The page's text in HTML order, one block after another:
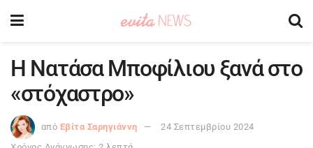
Η Νατάσα Μποφίλιου ξανά στο
«στόχαστρο»
από Εβίτα Σαρηγιάννη
24 Σεπτεμβρίου 2024